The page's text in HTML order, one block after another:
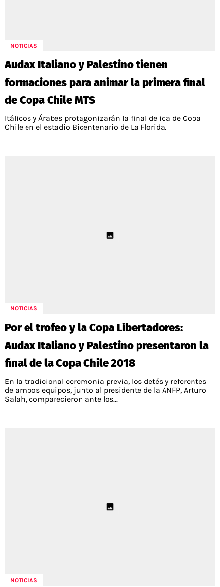
NOTICIAS
Audax Italiano y Palestino tienen
formaciones para animar la primera final
de Copa Chile MTS
Itálicos y Árabes protagonizarán la final de ida de Copa
Chile en el estadio Bicentenario de La Florida.
NOTICIAS
Por el trofeo y la Copa Libertadores:
Audax Italiano y Palestino presentaron la
final de la Copa Chile 2018
En la tradicional ceremonia previa, los detés y referentes
de ambos equipos, junto al presidente de la ANFP, Arturo
Salah, comparecieron ante los...
NOTICIAS